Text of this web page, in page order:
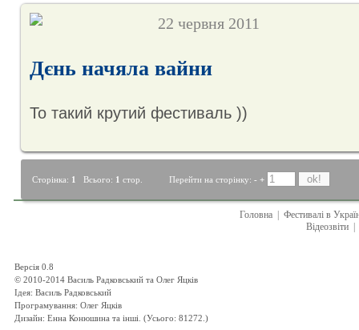
22 червня 2011
Дєнь начяла вайни
То такий крутий фестиваль ))
Сторінка: 1 Всього: 1 стор. Перейти на сторінку: - +
Головна
Фестивалі в
Відеозвіти
Версія 0.8
© 2010-2014 Василь Радковський та Олег Яцків
Ідея: Василь Радковський
Програмування: Олег Яцків
Дизайн: Енна Конюшина та інші. (Усього: 81272.)